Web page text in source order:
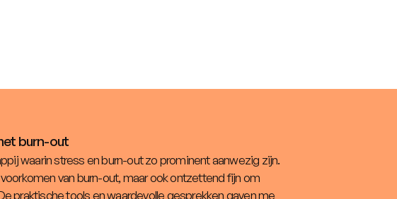
burn-out
waarin stress en burn-out zo prominent aanwezig zijn.
van burn-out, maar ook ontzettend fijn om
praktische tools en waardevolle gesprekken gaven me